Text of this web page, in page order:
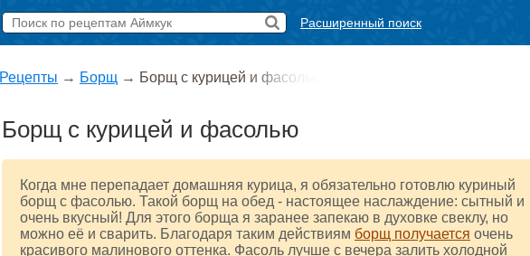
Расширенный поиск
Рецепты → Борщ → Борщ с курицей и фасолью
Борщ с курицей и фасолью
Когда мне перепадает домашняя курица, я обязательно готовлю куриный
борщ с фасолью. Такой борщ на обед - настоящее наслаждение: сытный и
очень вкусный! Для этого борща я заранее запекаю в духовке свеклу, но
можно её и сварить. Благодаря таким действиям борщ получается очень
красивого малинового оттенка. Фасоль лучше с вечера залить холодной